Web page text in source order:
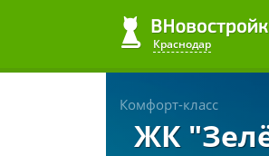
Краснодар
Комфорт-класс
ЖК